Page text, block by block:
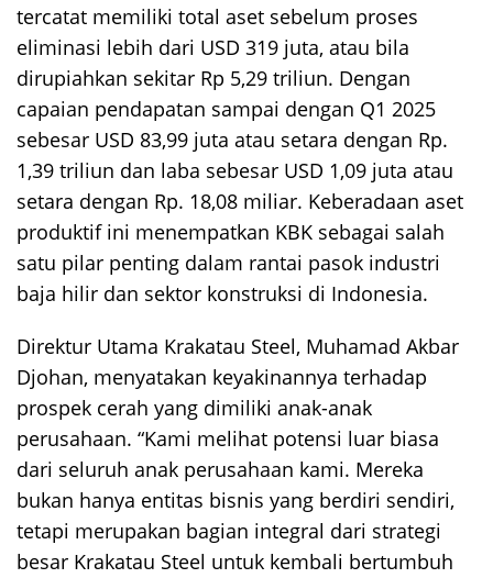
tercatat memiliki total aset sebelum proses
eliminasi lebih dari USD 319 juta, atau bila
dirupiahkan sekitar Rp 5,29 triliun. Dengan
capaian pendapatan sampai dengan Q1 2025
sebesar USD 83,99 juta atau setara dengan Rp.
1,39 triliun dan laba sebesar USD 1,09 juta atau
setara dengan Rp. 18,08 miliar. Keberadaan aset
produktif ini menempatkan KBK sebagai salah
satu pilar penting dalam rantai pasok industri
baja hilir dan sektor konstruksi di Indonesia.
Direktur Utama Krakatau Steel, Muhamad Akbar
Djohan, menyatakan keyakinannya terhadap
prospek cerah yang dimiliki anak-anak
perusahaan. “Kami melihat potensi luar biasa
dari seluruh anak perusahaan kami. Mereka
bukan hanya entitas bisnis yang berdiri sendiri,
tetapi merupakan bagian integral dari strategi
besar Krakatau Steel untuk kembali bertumbuh